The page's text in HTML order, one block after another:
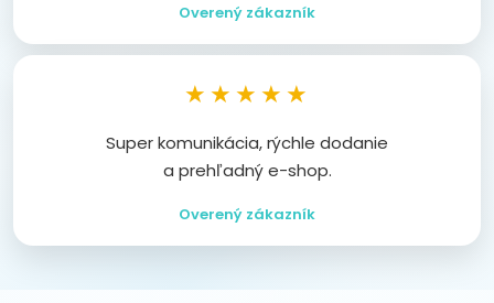
Overený zákazník
★★★★★
Super komunikácia, rýchle dodanie
a prehľadný e-shop.
Overený zákazník